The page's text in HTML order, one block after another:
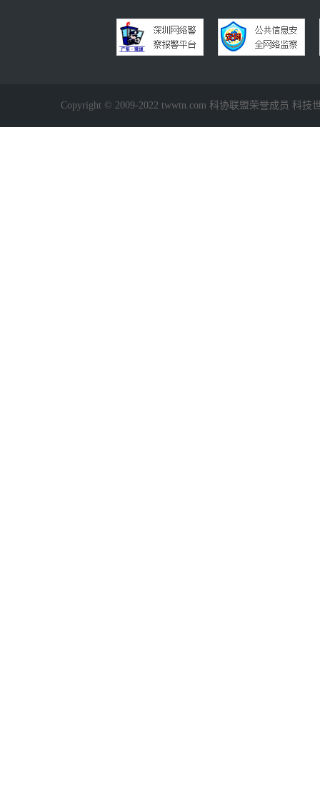
Copyright © 2009-2022 twwtn.com 科协联盟荣誉成员 科